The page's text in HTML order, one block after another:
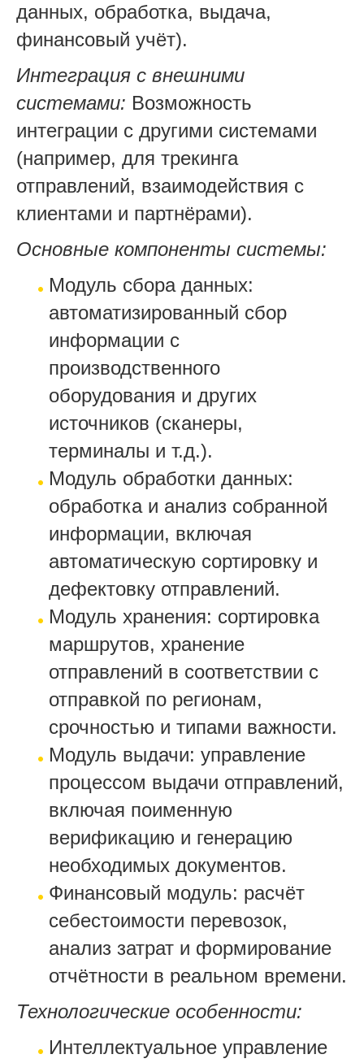
данных, обработка, выдача,
финансовый учёт).
Интеграция с внешними
системами: Возможность
интеграции с другими системами
(например, для трекинга
отправлений, взаимодействия с
клиентами и партнёрами).
Основные компоненты системы:
Модуль сбора данных:
автоматизированный сбор
информации с
производственного
оборудования и других
источников (сканеры,
терминалы и т.д.).
Модуль обработки данных:
обработка и анализ собранной
информации, включая
автоматическую сортировку и
дефектовку отправлений.
Модуль хранения: сортировка
маршрутов, хранение
отправлений в соответствии с
отправкой по регионам,
срочностью и типами важности.
Модуль выдачи: управление
процессом выдачи отправлений,
включая поименную
верификацию и генерацию
необходимых документов.
Финансовый модуль: расчёт
себестоимости перевозок,
анализ затрат и формирование
отчётности в реальном времени.
Технологические особенности:
Интеллектуальное управление